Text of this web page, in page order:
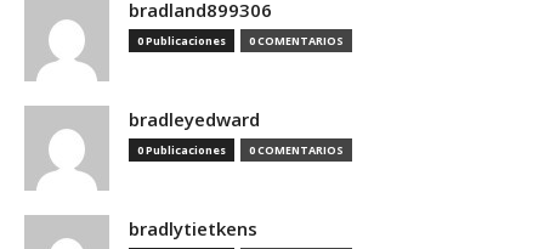
bradland899306
0 Publicaciones 0 COMENTARIOS
bradleyedward
0 Publicaciones 0 COMENTARIOS
bradlytietkens